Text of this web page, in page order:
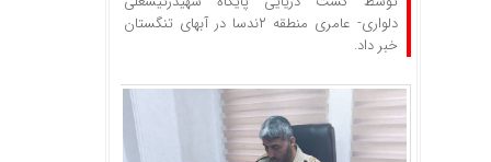
دلواری- عامری منطقه ۲ندسا در آبهای تنگستان
خبر داد.